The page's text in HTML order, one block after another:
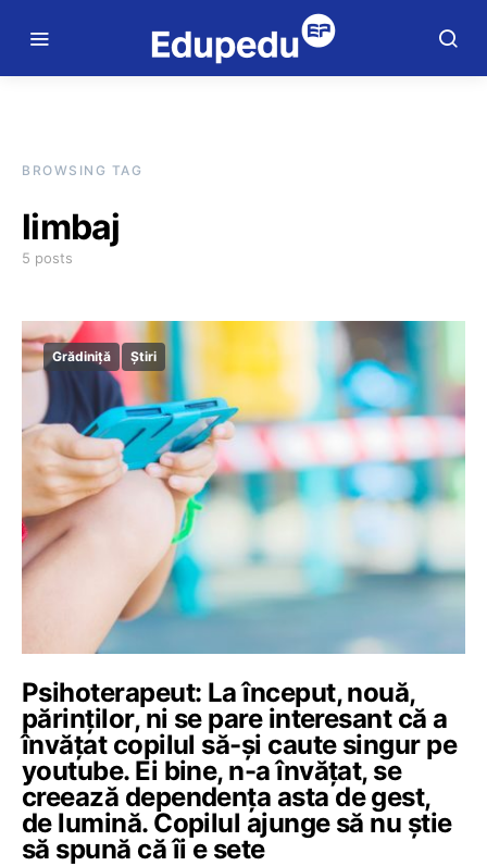
BROWSING TAG
limbaj
5 posts
Grădiniță Știri
Psihoterapeut: La început, nouă,
părinților, ni se pare interesant că a
învățat copilul să-și caute singur pe
youtube. Ei bine, n-a învățat, se
creează dependența asta de gest,
de lumină. Copilul ajunge să nu știe
să spună că îi e sete